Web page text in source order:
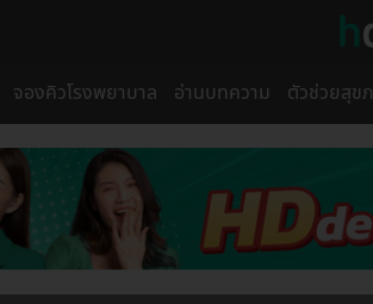
จองคิวโรงพยาบาล อ่านบทความ ตัวช่วยสุข